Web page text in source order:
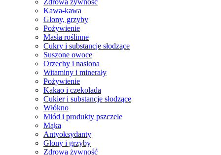
Kawa-kawa
Glony, grzyby
Pożywienie
Masła roślinne
Cukry i substancje słodzące
Suszone owoce
Orzechy i nasiona
Witaminy i minerały
Pożywienie
Kakao i czekolada
Cukier i substancje słodzące
Włókno
Miód i produkty pszczele
Mąka
Antyoksydanty
Glony i grzyby
Zdrowa żywność